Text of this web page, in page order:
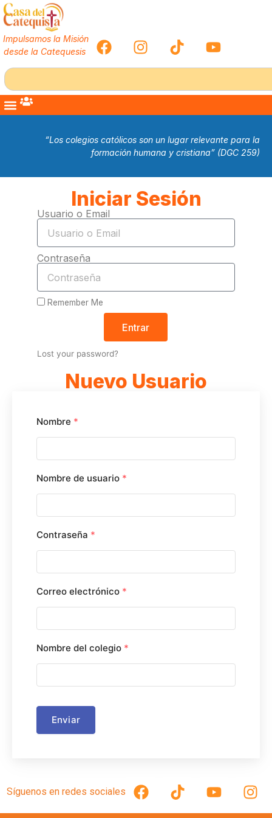
Impulsamos la Misión
desde la Catequesis
“Los colegios católicos son un lugar relevante para la
formación humana y cristiana” (DGC 259)
Iniciar Sesión
Usuario o Email
Contraseña
Remember Me
Entrar
Lost your password?
Nuevo Usuario
Nombre *
Nombre de usuario *
Contraseña *
Correo electrónico *
Nombre del colegio *
Enviar
Síguenos en redes sociales